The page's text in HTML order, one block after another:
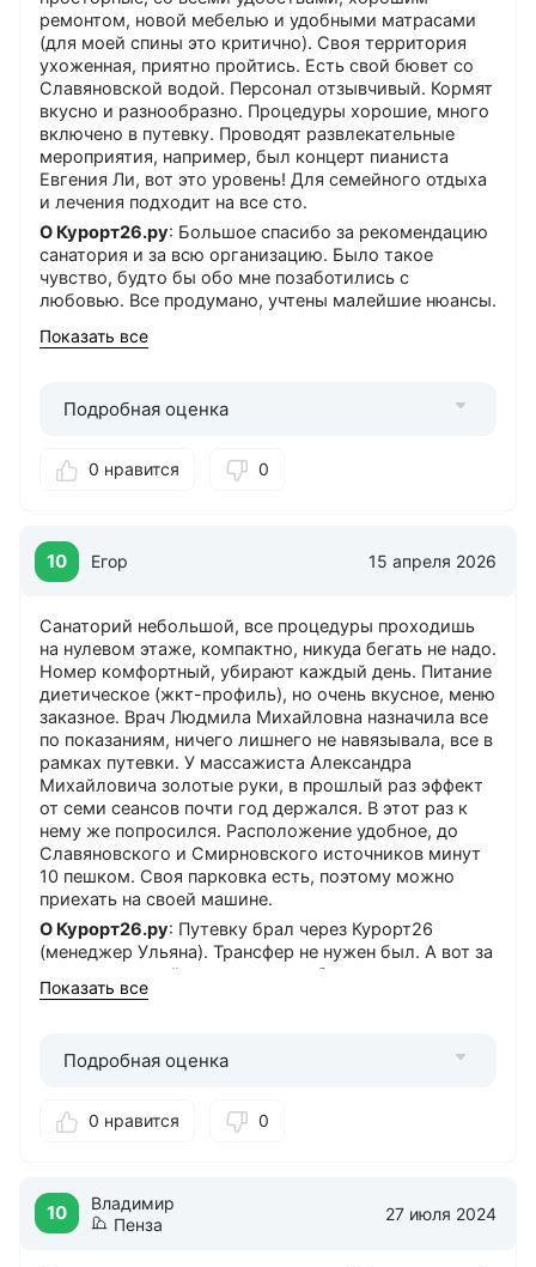
ремонтом, новой мебелью и удобными матрасами
(для моей спины это критично). Своя территория
ухоженная, приятно пройтись. Есть свой бювет со
Славяновской водой. Персонал отзывчивый. Кормят
вкусно и разнообразно. Процедуры хорошие, много
включено в путевку. Проводят развлекательные
мероприятия, например, был концерт пианиста
Евгения Ли, вот это уровень! Для семейного отдыха
и лечения подходит на все сто.
О Курорт26.ру: Большое спасибо за рекомендацию
санатория и за всю организацию. Было такое
чувство, будто бы обо мне позаботились с
любовью. Все продумано, учтены малейшие нюансы.
Понравилось
Показать все
Подробная оценка
0 нравится 0
10 Егор 15 апреля 2026
Санаторий небольшой, все процедуры проходишь
на нулевом этаже, компактно, никуда бегать не надо.
Номер комфортный, убирают каждый день. Питание
диетическое (жкт-профиль), но очень вкусное, меню
заказное. Врач Людмила Михайловна назначила все
по показаниям, ничего лишнего не навязывала, все в
рамках путевки. У массажиста Александра
Михайловича золотые руки, в прошлый раз эффект
от семи сеансов почти год держался. В этот раз к
нему же попросился. Расположение удобное, до
Славяновского и Смирновского источников минут
10 пешком. Своя парковка есть, поэтому можно
приехать на своей машине.
О Курорт26.ру: Путевку брал через Курорт26
(менеджер Ульяна). Трансфер не нужен был. А вот за
приветственный подарок очень благодарен.
Понравилось
Можно лучше : Все и так хорошо.
Показать все
Подробная оценка
0 нравится 0
10
Владимир
Пенза
27 июля 2024